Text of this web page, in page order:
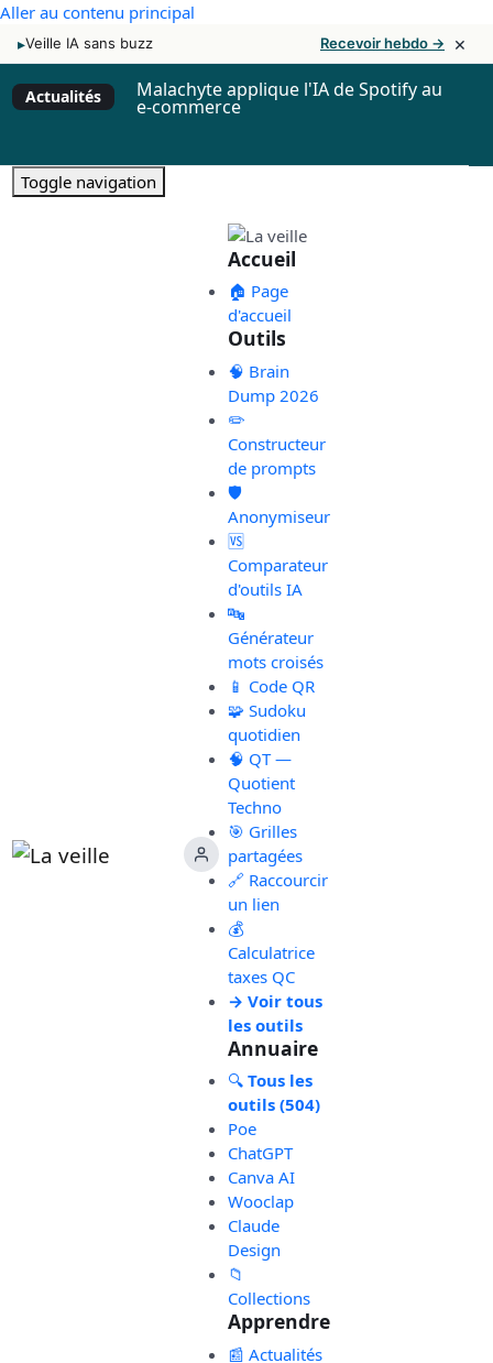
Aller au contenu principal
▸Veille IA sans buzz Recevoir hebdo → ×
Actualités Malachyte applique l'IA de Spotify au
e-commerce
Toggle navigation
Accueil
🏠 Page
d'accueil
Outils
🧠 Brain
Dump 2026
✏️
Constructeur
de prompts
🛡️
Anonymiseur
🆚
Comparateur
d'outils IA
🔤
Générateur
mots croisés
📱 Code QR
🧩 Sudoku
quotidien
🧠 QT —
Quotient
Techno
🎯 Grilles
partagées
🔗 Raccourcir
un lien
💰
Calculatrice
taxes QC
→ Voir tous
les outils
Annuaire
🔍 Tous les
outils (504)
Poe
ChatGPT
Canva AI
Wooclap
Claude
Design
📁
Collections
Apprendre
📰 Actualités